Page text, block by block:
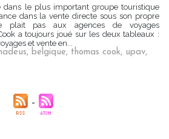
dans le plus important groupe touristique
dans la vente directe sous son propre
plait pas aux agences de voyages
a toujours joué sur les deux tableaux :
et vente en...
, belgique, thomas cook, upav,